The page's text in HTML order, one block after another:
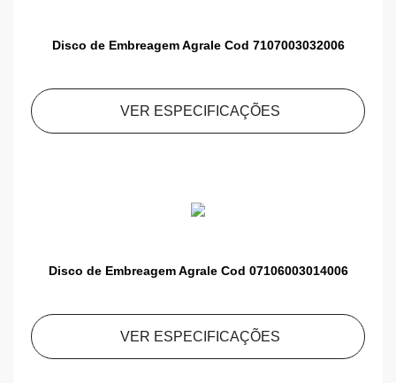
Disco de Embreagem Agrale Cod 7107003032006
VER ESPECIFICAÇÕES
Disco de Embreagem Agrale Cod 07106003014006
VER ESPECIFICAÇÕES